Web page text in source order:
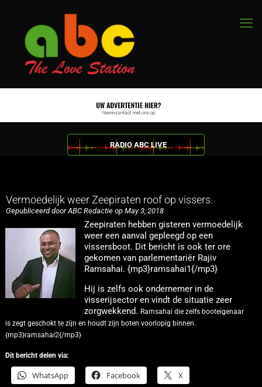
RADIO ABC LIVE
Vermoedelijk weer Zeepiraten roof op vissers.
Gepubliceerd door ABC Redactie op May 3, 2018
Zeepiraten hebben gisteren vermoedelijk
weer een aanval gepleegd op een
vissersboot. Dit bericht is ook ter ore
gekomen van parlementariër Rajiv
Ramsahai. {mp3}ramsahai1{/mp3}
Hij is zelfs ook ondernemer in de
visserijsector en vindt de situatie zeer
zorgwekkend. Ramsahai die zelfs booteigenaar
is zegt geschokt te zijn en houdt zijn boten voorlopig binnen.
{mp3}ramsahai2{/mp3}
Dit bericht delen via:
WhatsApp Facebook X